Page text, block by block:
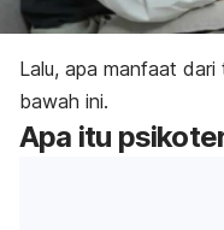
Lalu, apa manfaat dari
bawah ini.
Apa itu